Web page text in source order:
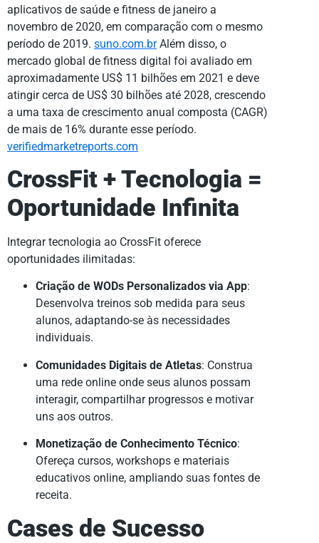
aplicativos de saúde e fitness de janeiro a
novembro de 2020, em comparação com o mesmo
período de 2019. suno.com.brAlém disso, o
mercado global de fitness digital foi avaliado em
aproximadamente US$ 11 bilhões em 2021 e deve
atingir cerca de US$ 30 bilhões até 2028, crescendo
a uma taxa de crescimento anual composta (CAGR)
de mais de 16% durante esse período.
verifiedmarketreports.com
CrossFit + Tecnologia =
Oportunidade Infinita
Integrar tecnologia ao CrossFit oferece
oportunidades ilimitadas:
Criação de WODs Personalizados via App:
Desenvolva treinos sob medida para seus
alunos, adaptando-se às necessidades
individuais.
Comunidades Digitais de Atletas: Construa
uma rede online onde seus alunos possam
interagir, compartilhar progressos e motivar
uns aos outros.
Monetização de Conhecimento Técnico:
Ofereça cursos, workshops e materiais
educativos online, ampliando suas fontes de
receita.
Cases de Sucesso